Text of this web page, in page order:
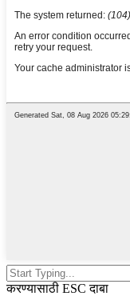
करण्यासाठी ESC दाबा